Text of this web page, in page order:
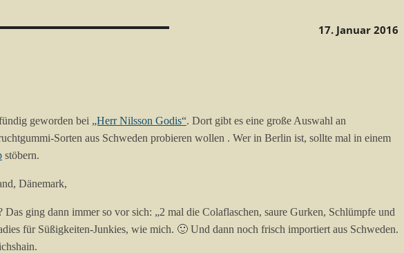
17. Januar 2016
geworden bei „Herr Nilsson Godis“. Dort gibt es eine große Auswahl an
Sorten aus Schweden probieren wollen . Wer in Berlin ist, sollte mal in einem
stöbern.
ging dann immer so vor sich: „2 mal die Colaflaschen, saure Gurken, Schlümpfe und
für Süßigkeiten-Junkies, wie mich. 🙂 Und dann noch frisch importiert aus Schweden.